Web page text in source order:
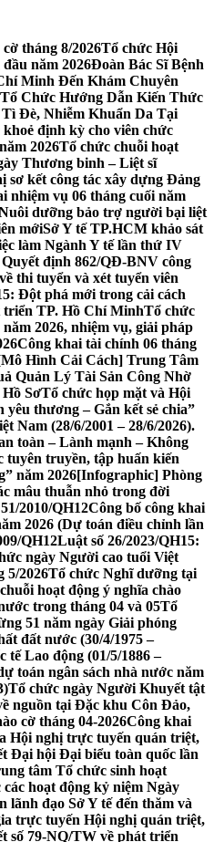
tháng 8/2026Tổ chức Hội
năm 2026​Đoàn Bác Sĩ Bệnh
Minh Đến Khám Chuyên
Chức Hướng Dẫn Kiến Thức
Đè, Nhiễm Khuẩn Da Tại
định kỳ cho viên chức
2026Tổ chức chuỗi hoạt
Thương binh – Liệt sĩ
sơ kết công tác xây dựng Đảng
nhiệm vụ 06 tháng cuối năm
dưỡng bảo trợ người bại liệt
mớiSở Y tế TP.HCM khảo sát
làm Ngành Y tế lần thứ IV
định 862/QĐ-BNV công
thi tuyển và xét tuyển viên
Đột phá mới trong cải cách
triển TP. Hồ Chí MinhTổ chức
2026, nhiệm vụ, giải pháp
Công khai tài chính 06 tháng
Hình Cải Cách] Trung Tâm
Quản Lý Tài Sản Công Nhờ
SơTổ chức họp mặt và Hội
thương – Gắn kết sẻ chia”
Nam (28/6/2001 – 28/6/2026).
toàn – Lành mạnh – Không
tuyên truyền, tập huấn kiến
năm 2026[Infographic] Phòng
mâu thuẫn nhỏ trong đời
2010/QH12Công bố công khai
2026 (Dự toán điều chỉnh lần
QH12Luật số 26/2023/QH15:
ngày Người cao tuổi Việt
5/2026Tổ chức Nghĩ dưỡng tại
hoạt động ý nghĩa chào
trong tháng 04 và 05Tổ
51 năm ngày Giải phóng
đất nước (30/4/1975 –
tế Lao động (01/5/1886 –
toán ngân sách nhà nước năm
Tổ chức ngày Người Khuyết tật
nguồn tại Đặc khu Côn Đảo,
cờ tháng 04-2026Công khai
Hội nghị trực tuyến quán triệt,
Đại hội Đại biểu toàn quốc lần
tâm Tổ chức sinh hoạt
hoạt động kỷ niệm Ngày
lãnh đạo Sở Y tế đến thăm và
trực tuyến Hội nghị quán triệt,
số 79-NQ/TW về phát triển